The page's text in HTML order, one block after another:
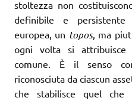
stoltezza non
definibile e persistente
europea, un topos, ma
ogni volta si
comune. È il senso
riconosciuta da ciascun
che stabilisce quel che